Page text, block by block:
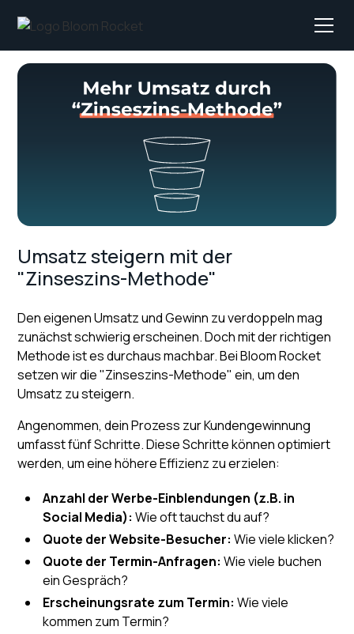
Umsatz steigern mit der
"Zinseszins-Methode"
Den eigenen Umsatz und Gewinn zu verdoppeln mag
zunächst schwierig erscheinen. Doch mit der richtigen
Methode ist es durchaus machbar. Bei Bloom Rocket
setzen wir die "Zinseszins-Methode" ein, um den
Umsatz zu steigern.
Angenommen, dein Prozess zur Kundengewinnung
umfasst fünf Schritte. Diese Schritte können optimiert
werden, um eine höhere Effizienz zu erzielen:
Anzahl der Werbe-Einblendungen (z.B. in
Social Media):Wie oft tauchst du auf?
Quote der Website-Besucher:Wie viele klicken?
Quote der Termin-Anfragen:Wie viele buchen
ein Gespräch?
Erscheinungsrate zum Termin:Wie viele
kommen zum Termin?